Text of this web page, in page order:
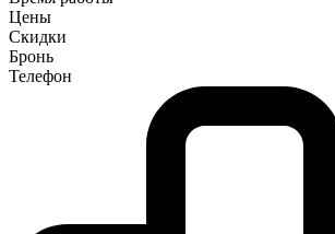
Цены
Скидки
Бронь
Телефон